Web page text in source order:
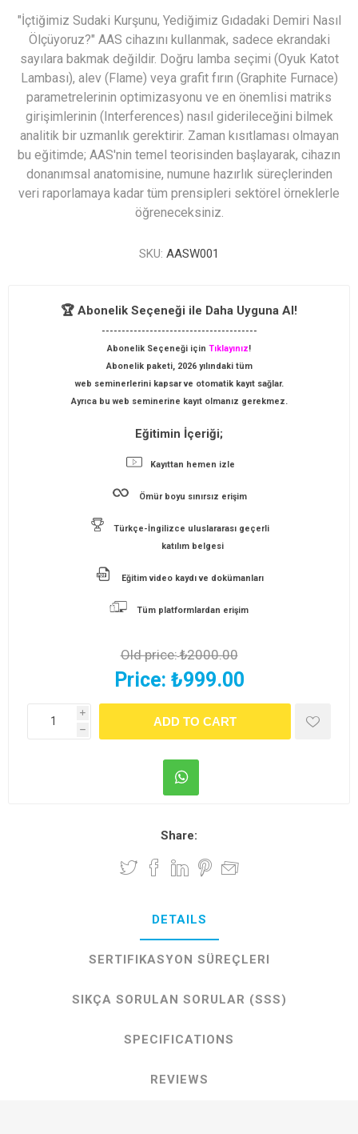
"İçtiğimiz Sudaki Kurşunu, Yediğimiz Gıdadaki Demiri Nasıl
Ölçüyoruz?" AAS cihazını kullanmak, sadece ekrandaki
sayılara bakmak değildir. Doğru lamba seçimi (Oyuk Katot
Lambası), alev (Flame) veya grafit fırın (Graphite Furnace)
parametrelerinin optimizasyonu ve en önemlisi matriks
girişimlerinin (Interferences) nasıl giderileceğini bilmek
analitik bir uzmanlık gerektirir. Zaman kısıtlaması olmayan
bu eğitimde; AAS'nin temel teorisinden başlayarak, cihazın
donanımsal anatomisine, numune hazırlık süreçlerinden
veri raporlamaya kadar tüm prensipleri sektörel örneklerle
öğreneceksiniz.
SKU: AASW001
🏆 Abonelik Seçeneği ile Daha Uyguna Al!
---------------------------------------
Abonelik Seçeneği için Tıklayınız!
Abonelik paketi, 2026 yılındaki tüm
web seminerlerini kapsar ve otomatik kayıt sağlar.
Ayrıca bu web seminerine kayıt olmanız gerekmez.
Eğitimin İçeriği;
Kayıttan hemen izle
Ömür boyu sınırsız erişim
Türkçe-İngilizce uluslararası geçerli
katılım belgesi
Eğitim video kaydı ve dokümanları
Tüm platformlardan erişim
Old price:₺2000.00
Price: ₺999.00
i
h
Share:
DETAILS
SERTIFIKASYON SÜREÇLERI
SIKÇA SORULAN SORULAR (SSS)
SPECIFICATIONS
REVIEWS